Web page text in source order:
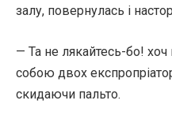
залу, повернулась і
— Та не лякайтесь-бо!
собою двох
скидаючи пальто.